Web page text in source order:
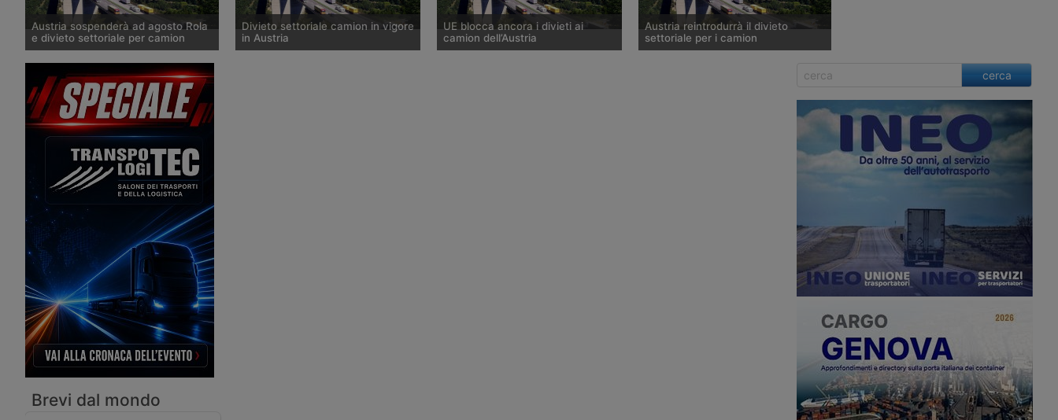
Austria sospenderà ad agosto Rola
e divieto settoriale per camion
I lavori sulla linea ferroviaria del
Brennero causano la sospensione dei
treni dell’autostrada viaggiante e di
conseguenza l’Austria ha deciso di
sospendere il divieto di
autotrasporto settoriale dal 6 al 23
Divieto settoriale camion in vigore
in Austria
UE blocca ancora i divieti ai
camion dell’Austria
Austria reintrodurrà il divieto
settoriale per i camion
già bocciato dall’Unione Europea.
Brevi dal mondo
cerca